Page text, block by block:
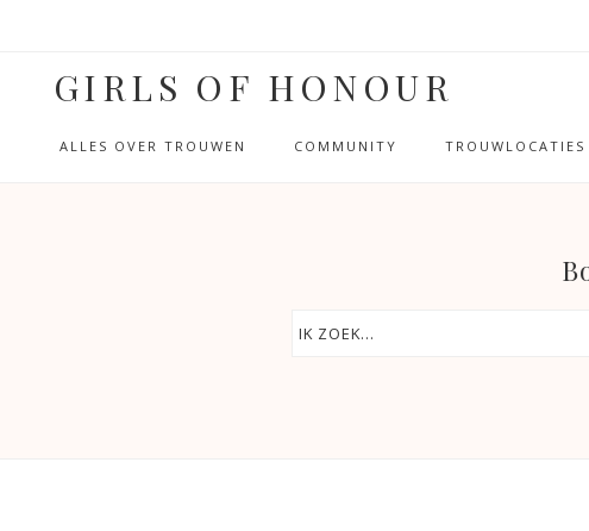
GIRLS OF HONOUR
ALLES OVER TROUWEN COMMUNITY TROUWLOCATIES